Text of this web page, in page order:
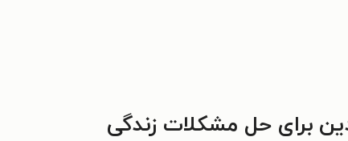
برای حل مشکلات زندگی